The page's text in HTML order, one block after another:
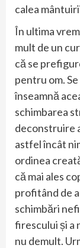
calea
În ultima
mult de un
că se
pentru om.
înseamnă
schimbarea
deconstruire
astfel încât
ordinea
că mai ales
profitând de
schimbări
firescului și a
nu demult.